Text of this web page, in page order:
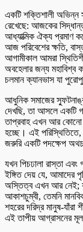
একটি শক্তিশালী অভিন্ন
রেখেছে: আজকের
আধ্যাত্মিক ঐক্য প্রমাণ
আজ পরিবেশের ক্ষতি,
আগামীকাল আমরা
অবহেলার জন্য মহাবিশ্ব
চলমান ক্যানভাস যা
আধুনিক সমাজের
দেখছি, তা আসলে একটি
তাপ্রবাহ এখন আর কোনো
হচ্ছে। এই পরিস্থিতিতে,
জরুরি একটি পদক্ষেপ অথচ
যখন পিচঢালা রাস্তা
ইঙ্গিত দেয় যে, আমাদের
অস্তিত্ব এখন আর নেই;
আকাশচুম্বী, তেমনি
শহরের দরিদ্র মানুষ-যাঁরা
এই তাপীয় আগ্রাসনের